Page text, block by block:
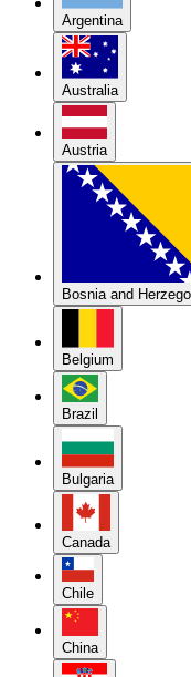
Argentina
Australia
Austria
Bosnia and
Belgium
Brazil
Bulgaria
Canada
Chile
China